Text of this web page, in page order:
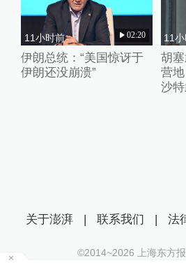
11小时前 02:20
伊朗总统：“美国惊讶于
伊朗还没崩溃”
11
胡
营
沙
关于澎湃 | 联系我们 | 法
©2014~2026 上海东方